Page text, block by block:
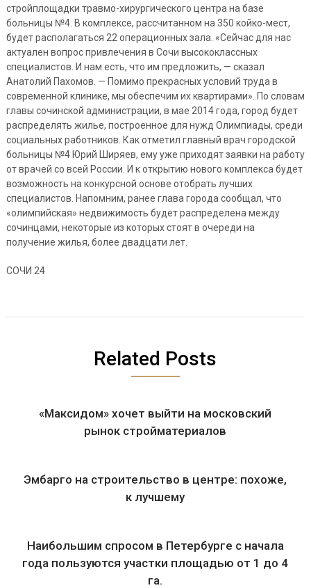
стройплощадки травмо-хирургического центра на базе
больницы №4. В комплексе, рассчитанном на 350 койко-мест,
будет располагаться 22 операционных зала. «Сейчас для нас
актуален вопрос привлечения в Сочи высококлассных
специалистов. И нам есть, что им предложить, — сказал
Анатолий Пахомов. — Помимо прекрасных условий труда в
современной клинике, мы обеспечим их квартирами». По словам
главы сочинской администрации, в мае 2014 года, город будет
распределять жилье, построенное для нужд Олимпиады, среди
социальных работников. Как отметил главный врач городской
больницы №4 Юрий Ширяев, ему уже приходят заявки на работу
от врачей со всей России. И к открытию нового комплекса будет
возможность на конкурсной основе отобрать лучших
специалистов. Напомним, ранее глава города сообщал, что
«олимпийская» недвижимость будет распределена между
сочинцами, некоторые из которых стоят в очереди на
получение жилья, более двадцати лет.
СОЧИ 24
Related Posts
«Максидом» хочет выйти на московский
рынок стройматериалов
Эмбарго на строительство в центре: похоже,
к лучшему
Наибольшим спросом в Петербурге с начала
года пользуются участки площадью от 1 до 4
га.